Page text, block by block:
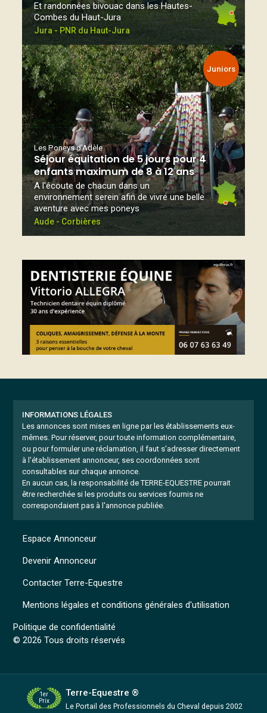
Et randonnées bivouac dans les Hautes-
Combes du Haut-Jura
Jura - PNR du Haut-Jura
Juniors
Les Poneys d'Adèle
Séjour équitation de 5 jours pour 4
enfants maximum de 8 à 12 ans
A l'écoute de chacun dans un
environnement serein afin de vivre une belle
aventure avec mes poneys
Aude - Corbières
INFORMATIONS LÉGALES
Les annonces sont mises en ligne par les établissements eux-
mêmes. Pour réserver, pour toute information complémentaire,
ou pour formuler une réclamation, il faut s'adresser directement
à l'établissement annonceur, ses coordonnées sont
consultables sur chaque annonce.
En aucun cas, la responsabilité de TERRE-EQUESTRE pourrait
être recherchée si les produits ou services fournis ne
correspondaient pas à l'annonce publiée.
Mentions légales et conditions générales d'utilisation
Politique de confidentialité
© 2026 Tous droits réservés
Espace Annonceur
Devenir Annonceur
Contacter Terre-Equestre
1er
Prix
Terre-Equestre ®
Le Portail des Professionnels du Cheval depuis 2002